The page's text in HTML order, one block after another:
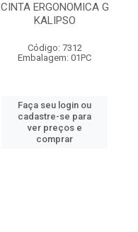
CINTA ERGONOMICA G
KALIPSO
Código: 7312
Embalagem: 01PC
Faça seu login ou
cadastre-se para
ver preços e
comprar